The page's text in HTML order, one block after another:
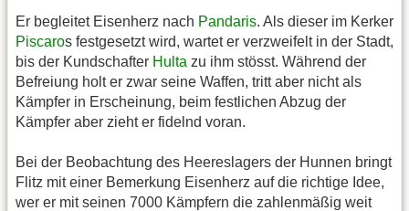
Er begleitet Eisenherz nach Pandaris. Als dieser im Kerker
Piscaros festgesetzt wird, wartet er verzweifelt in der Stadt,
bis der Kundschafter Hulta zu ihm stösst. Während der
Befreiung holt er zwar seine Waffen, tritt aber nicht als
Kämpfer in Erscheinung, beim festlichen Abzug der
Kämpfer aber zieht er fidelnd voran.
Bei der Beobachtung des Heereslagers der Hunnen bringt
Flitz mit einer Bemerkung Eisenherz auf die richtige Idee,
wer er mit seinen 7000 Kämpfern die zahlenmäßig weit